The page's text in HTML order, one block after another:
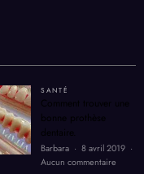
SANTÉ
Comment trouver une
bonne prothèse
dentaire.
Barbara
8 avril 2019
Aucun commentaire